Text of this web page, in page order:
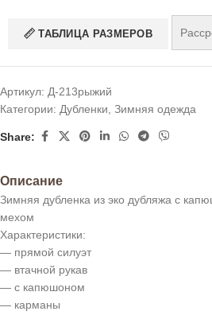
ТАБЛИЦА РАЗМЕРОВ
Артикул: Д-213рыжий
Категории: Дубленки, Зимняя одежда
Share:
Описание
Зимняя дубленка из эко дубляжа с
мехом
Характеристики:
— прямой силуэт
— втачной рукав
— с капюшоном
— карманы